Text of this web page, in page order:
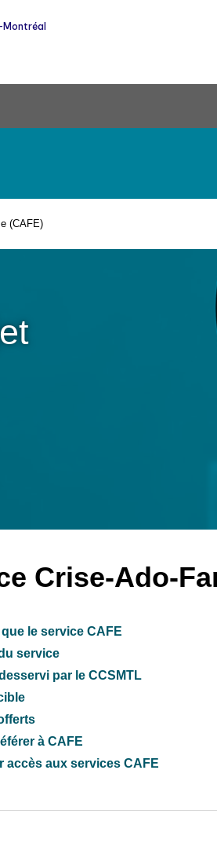
Montréal
(CAFE)
Crise-Ado-
le service CAFE
service
par le CCSMTL
à CAFE
accès aux services CAFE